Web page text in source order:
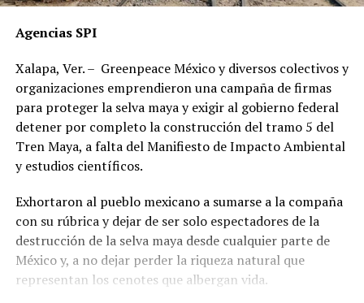
Agencias SPI
Xalapa, Ver. – Greenpeace México y diversos colectivos y
organizaciones emprendieron una campaña de firmas
para proteger la selva maya y exigir al gobierno federal
detener por completo la construcción del tramo 5 del
Tren Maya, a falta del Manifiesto de Impacto Ambiental
y estudios científicos.
Exhortaron al pueblo mexicano a sumarse a la compaña
con su rúbrica y dejar de ser solo espectadores de la
destrucción de la selva maya desde cualquier parte de
México y, a no dejar perder la riqueza natural que
representan los cenotes que albergan vida.